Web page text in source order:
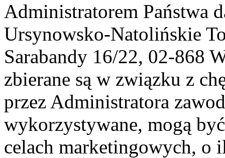
Administratorem Państwa
Ursynowsko-Natolińskie
Sarabandy 16/22, 02-868
zbierane są w związku z
przez Administratora
wykorzystywane, mogą
celach marketingowych, o